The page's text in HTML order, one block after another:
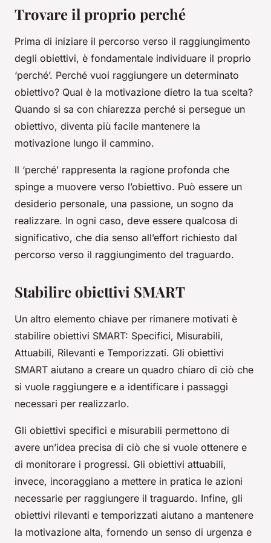
Trovare il proprio perché
Prima di iniziare il percorso verso il raggiungimento
degli obiettivi, è fondamentale individuare il proprio
‘perché’. Perché vuoi raggiungere un determinato
obiettivo? Qual è la motivazione dietro la tua scelta?
Quando si sa con chiarezza perché si persegue un
obiettivo, diventa più facile mantenere la
motivazione lungo il cammino.
Il ‘perché’ rappresenta la ragione profonda che
spinge a muovere verso l’obiettivo. Può essere un
desiderio personale, una passione, un sogno da
realizzare. In ogni caso, deve essere qualcosa di
significativo, che dia senso all’effort richiesto dal
percorso verso il raggiungimento del traguardo.
Stabilire obiettivi SMART
Un altro elemento chiave per rimanere motivati è
stabilire obiettivi SMART: Specifici, Misurabili,
Attuabili, Rilevanti e Temporizzati. Gli obiettivi
SMART aiutano a creare un quadro chiaro di ciò che
si vuole raggiungere e a identificare i passaggi
necessari per realizzarlo.
Gli obiettivi specifici e misurabili permettono di
avere un’idea precisa di ciò che si vuole ottenere e
di monitorare i progressi. Gli obiettivi attuabili,
invece, incoraggiano a mettere in pratica le azioni
necessarie per raggiungere il traguardo. Infine, gli
obiettivi rilevanti e temporizzati aiutano a mantenere
la motivazione alta, fornendo un senso di urgenza e